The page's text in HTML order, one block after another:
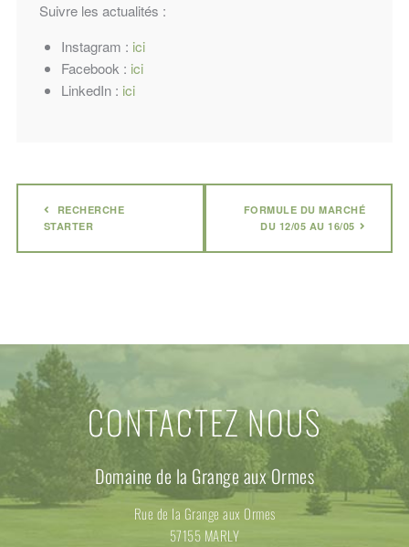
Suivre les actualités :
Instagram : ici
Facebook : ici
LinkedIn : ici
RECHERCHE
STARTER
FORMULE DU MARCHÉ
DU 12/05 AU 16/05
CONTACTEZ NOUS
Domaine de la Grange aux Ormes
Rue de la Grange aux Ormes
57155 MARLY